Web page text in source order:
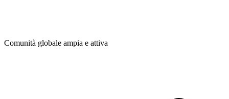
Comunità globale ampia e attiva